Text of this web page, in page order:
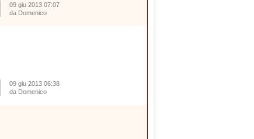
09 giu 2013 07:07
da Domenico
09 giu 2013 06:38
da Domenico